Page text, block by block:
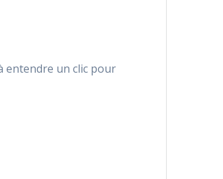
entendre un clic pour